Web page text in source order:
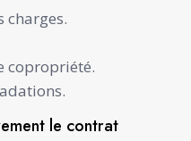
charges.
copropriété.
le contrat